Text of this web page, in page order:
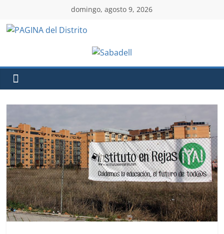
domingo, agosto 9, 2026